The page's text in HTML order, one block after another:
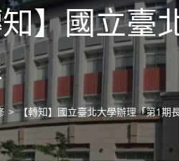
】國立臺
> 【轉知】國立臺北大學辦理「第1期